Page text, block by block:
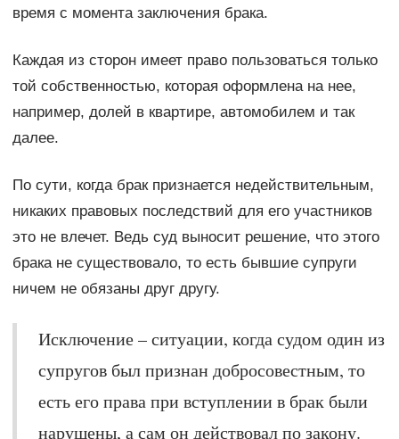
время с момента заключения брака.
Каждая из сторон имеет право пользоваться только
той собственностью, которая оформлена на нее,
например, долей в квартире, автомобилем и так
далее.
По сути, когда брак признается недействительным,
никаких правовых последствий для его участников
это не влечет. Ведь суд выносит решение, что этого
брака не существовало, то есть бывшие супруги
ничем не обязаны друг другу.
Исключение – ситуации, когда судом один из
супругов был признан добросовестным, то
есть его права при вступлении в брак были
нарушены, а сам он действовал по закону.